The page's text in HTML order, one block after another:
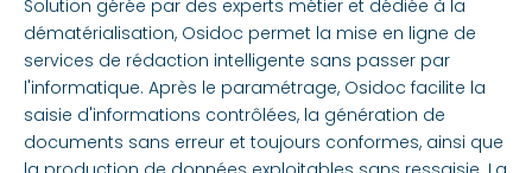
Solution gérée par des experts métier et dédiée à la
dématérialisation, Osidoc permet la mise en ligne de
services de rédaction intelligente sans passer par
l'informatique. Après le paramétrage, Osidoc facilite la
saisie d'informations contrôlées, la génération de
documents sans erreur et toujours conformes, ainsi que